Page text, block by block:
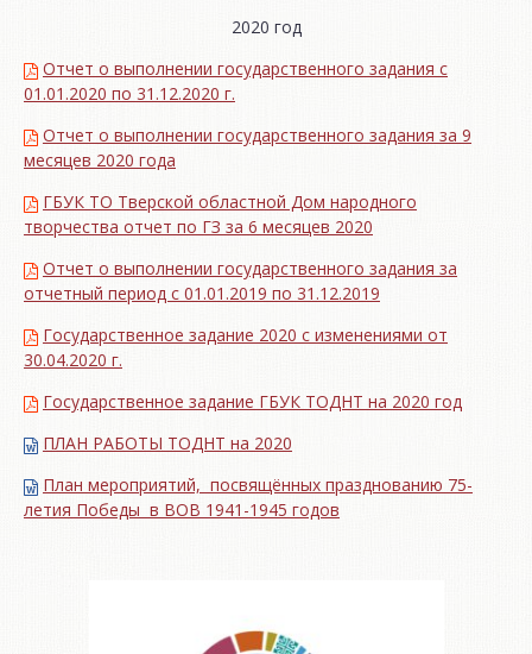
2020 год
Отчет о выполнении государственного задания с
01.01.2020 по 31.12.2020 г.
Отчет о выполнении государственного задания за 9
месяцев 2020 года
ГБУК ТО Тверской областной Дом народного
творчества отчет по ГЗ за 6 месяцев 2020
Отчет о выполнении государственного задания за
отчетный период с 01.01.2019 по 31.12.2019
Государственное задание 2020 с изменениями от
30.04.2020 г.
Государственное задание ГБУК ТОДНТ на 2020 год
ПЛАН РАБОТЫ ТОДНТ на 2020
План мероприятий, посвящённых празднованию 75-
летия Победы в ВОВ 1941-1945 годов